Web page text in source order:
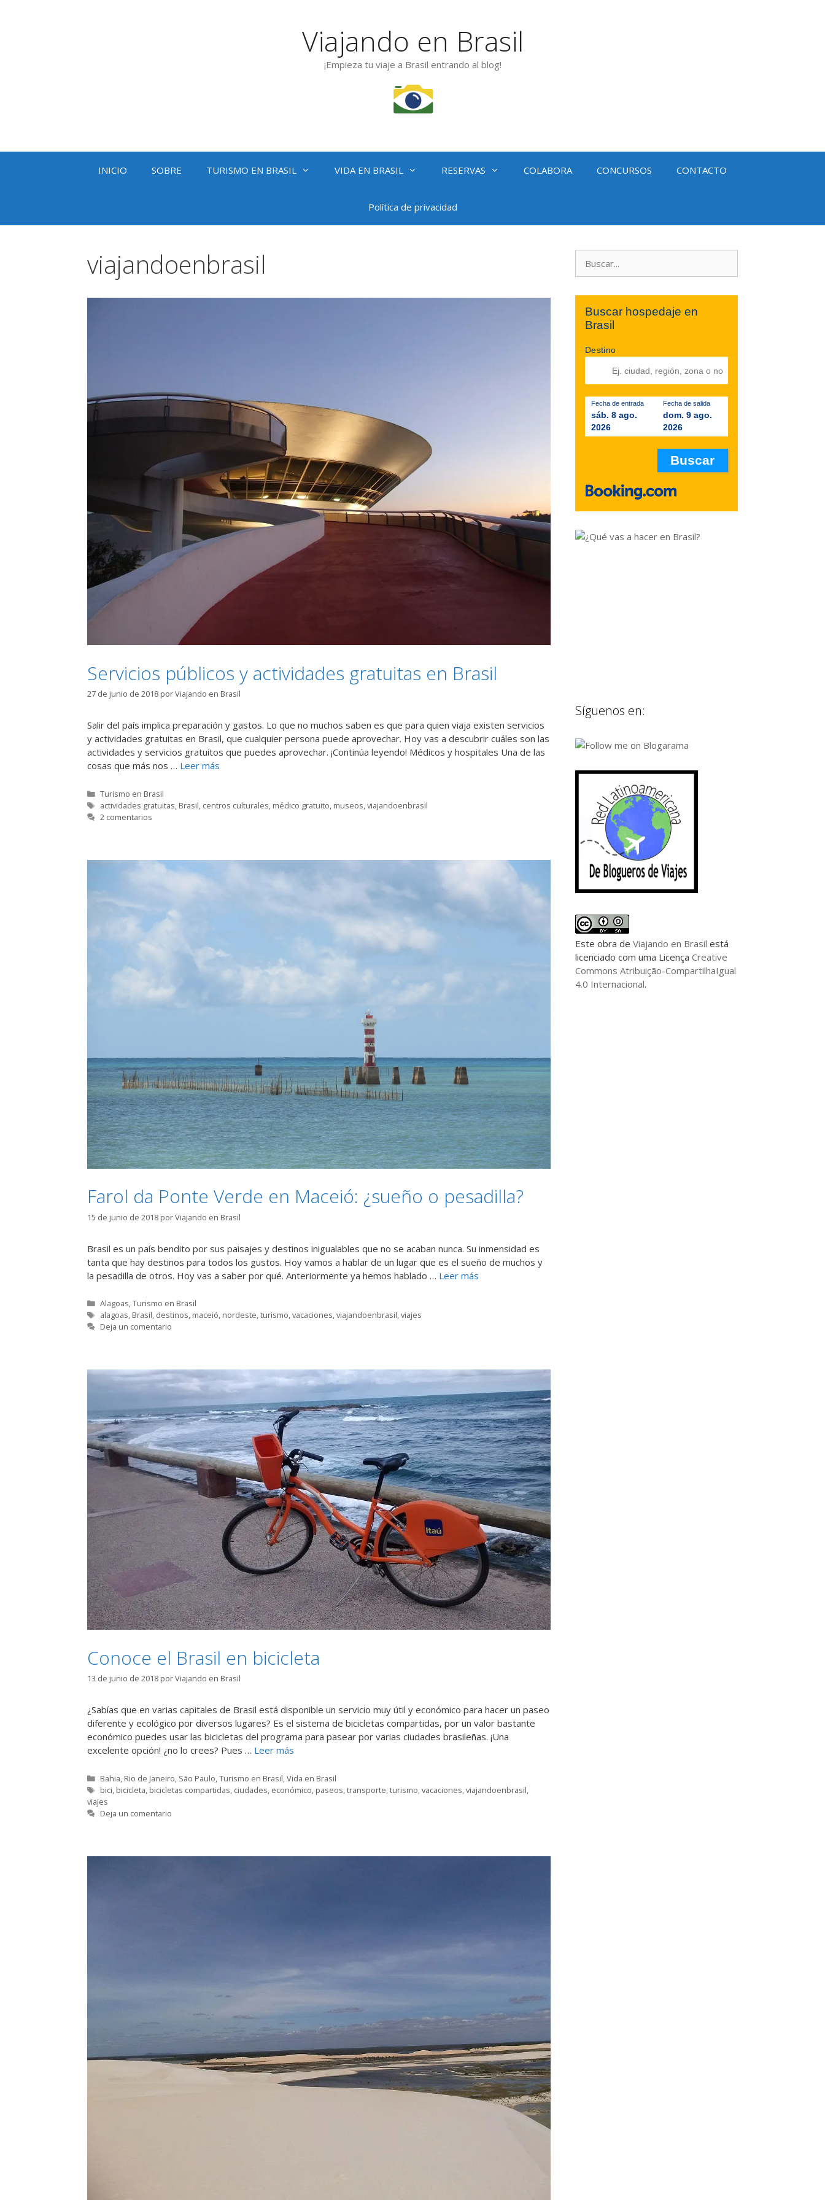
Viajando en Brasil
¡Empieza tu viaje a Brasil entrando al blog!
INICIO SOBRE TURISMO EN BRASIL VIDA EN BRASIL RESERVAS COLABORA CONCURSOS CONTACTO
Política de privacidad
viajandoenbrasil
Servicios públicos y actividades gratuitas en Brasil
27 de junio de 2018 porViajando en Brasil
Salir del país implica preparación y gastos. Lo que no muchos saben es que para quien viaja existen servicios
y actividades gratuitas en Brasil, que cualquier persona puede aprovechar. Hoy vas a descubrir cuáles son las
actividades y servicios gratuitos que puedes aprovechar. ¡Continúa leyendo! Médicos y hospitales Una de las
cosas que más nos … Leer más
Categorías
Turismo en Brasil
Etiquetas
actividades gratuitas, Brasil, centros culturales, médico gratuito, museos,viajandoenbrasil
2 comentarios
Farol da Ponte Verde en Maceió: ¿sueño o pesadilla?
15 de junio de 2018 porViajando en Brasil
Brasil es un país bendito por sus paisajes y destinos inigualables que no se acaban nunca. Su inmensidad es
tanta que hay destinos para todos los gustos. Hoy vamos a hablar de un lugar que es el sueño de muchos y
la pesadilla de otros. Hoy vas a saber por qué. Anteriormente ya hemos hablado … Leer más
Categorías
Alagoas,Turismo en Brasil
Etiquetas
alagoas, Brasil, destinos, maceió, nordeste,turismo,vacaciones,viajandoenbrasil,viajes
Deja un comentario
Conoce el Brasil en bicicleta
13 de junio de 2018 porViajando en Brasil
¿Sabías que en varias capitales de Brasil está disponible un servicio muy útil y económico para hacer un paseo
diferente y ecológico por diversos lugares? Es el sistema de bicicletas compartidas, por un valor bastante
económico puedes usar las bicicletas del programa para pasear por varias ciudades brasileñas. ¡Una
excelente opción! ¿no lo crees? Pues … Leer más
Categorías
Bahia, Rio de Janeiro, São Paulo,Turismo en Brasil,Vida en Brasil
Etiquetas
bici, bicicleta, bicicletas compartidas, ciudades, económico, paseos,transporte,turismo,vacaciones,viajandoenbrasil,
viajes
Deja un comentario
Buscar hospedaje en
Brasil
Destino
Fecha de entrada
sáb. 8 ago.
2026
Fecha de salida
dom. 9 ago.
2026
Síguenos en:
Este obra de Viajando en Brasil está
licenciado com uma Licença Creative
Commons Atribuição-CompartilhaIgual
4.0 Internacional.